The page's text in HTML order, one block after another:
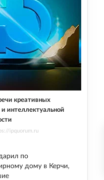
креативных
интеллектуальной
ipquorum.ru
по
дому в Керчи,